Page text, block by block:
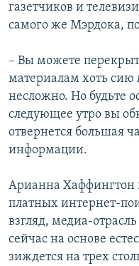
газетчиков и
самого же Мэрдока,
– Вы можете
материалам хоть сию
несложно. Но будьте
следующее утро вы
отвернется большая
информации.
Арианна Хаффингтон
платных интернет-
взгляд, медиа-
сейчас на основе
зиждется на трех